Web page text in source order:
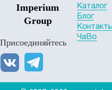
Imperium
Group
Присоединяйтесь
Каталог
Блог
Контакты
ЧаВо